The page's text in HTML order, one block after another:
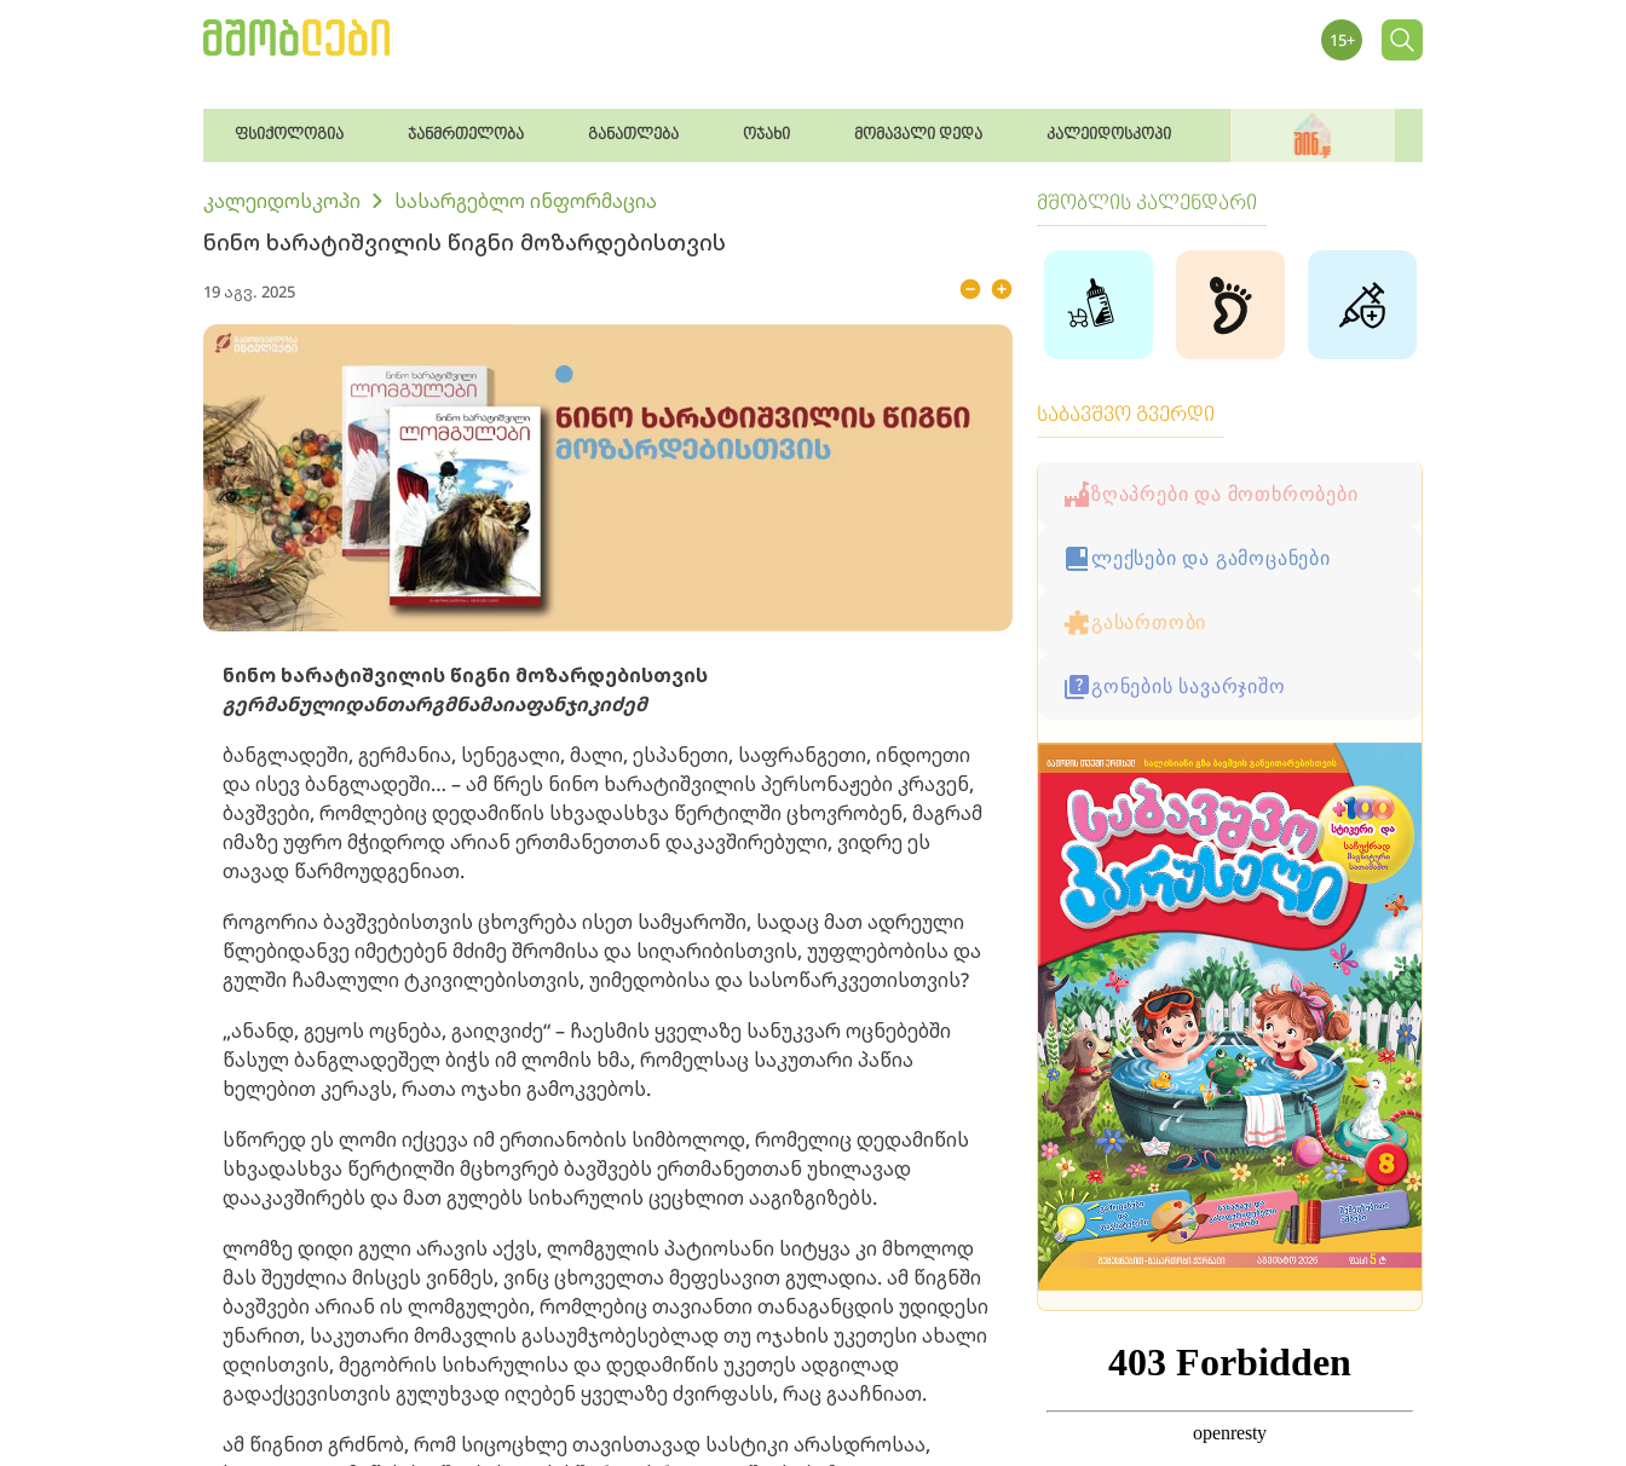
ფსიქოლოგია ჯანმრთელობა განათლება ოჯახი მომავალი დედა კალეიდოსკოპი
კალეიდოსკოპი სასარგებლო ინფორმაცია
ნინო ხარატიშვილის წიგნი მოზარდებისთვის
19 აგვ. 2025
ნინო ხარატიშვილის წიგნი მოზარდებისთვის
გერმანულიდანთარგმნამაიაფანჯიკიძემ
ბანგლადეში, გერმანია, სენეგალი, მალი, ესპანეთი, საფრანგეთი, ინდოეთი
და ისევ ბანგლადეში… – ამ წრეს ნინო ხარატიშვილის პერსონაჟები კრავენ,
ბავშვები, რომლებიც დედამიწის სხვადასხვა წერტილში ცხოვრობენ, მაგრამ
იმაზე უფრო მჭიდროდ არიან ერთმანეთთან დაკავშირებული, ვიდრე ეს
თავად წარმოუდგენიათ.
როგორია ბავშვებისთვის ცხოვრება ისეთ სამყაროში, სადაც მათ ადრეული
წლებიდანვე იმეტებენ მძიმე შრომისა და სიღარიბისთვის, უუფლებობისა და
გულში ჩამალული ტკივილებისთვის, უიმედობისა და სასოწარკვეთისთვის?
„ანანდ, გეყოს ოცნება, გაიღვიძე“ – ჩაესმის ყველაზე სანუკვარ ოცნებებში
წასულ ბანგლადეშელ ბიჭს იმ ლომის ხმა, რომელსაც საკუთარი პაწია
ხელებით კერავს, რათა ოჯახი გამოკვებოს.
სწორედ ეს ლომი იქცევა იმ ერთიანობის სიმბოლოდ, რომელიც დედამიწის
სხვადასხვა წერტილში მცხოვრებ ბავშვებს ერთმანეთთან უხილავად
დააკავშირებს და მათ გულებს სიხარულის ცეცხლით ააგიზგიზებს.
ლომზე დიდი გული არავის აქვს, ლომგულის პატიოსანი სიტყვა კი მხოლოდ
მას შეუძლია მისცეს ვინმეს, ვინც ცხოველთა მეფესავით გულადია. ამ წიგნში
ბავშვები არიან ის ლომგულები, რომლებიც თავიანთი თანაგანცდის უდიდესი
უნარით, საკუთარი მომავლის გასაუმჯობესებლად თუ ოჯახის უკეთესი ახალი
დღისთვის, მეგობრის სიხარულისა და დედამიწის უკეთეს ადგილად
გადაქცევისთვის გულუხვად იღებენ ყველაზე ძვირფასს, რაც გააჩნიათ.
ამ წიგნით გრძნობ, რომ სიცოცხლე თავისთავად სასტიკი არასდროსაა,
მშობლის კალენდარი
საბავშვო გვერდი
ზღაპრები და მოთხრობები
ლექსები და გამოცანები
გასართობი
გონების სავარჯიშო